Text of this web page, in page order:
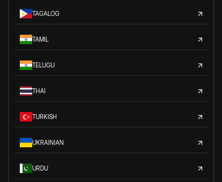
TAGALOG
TAMIL
TELUGU
THAI
TURKISH
UKRAINIAN
URDU